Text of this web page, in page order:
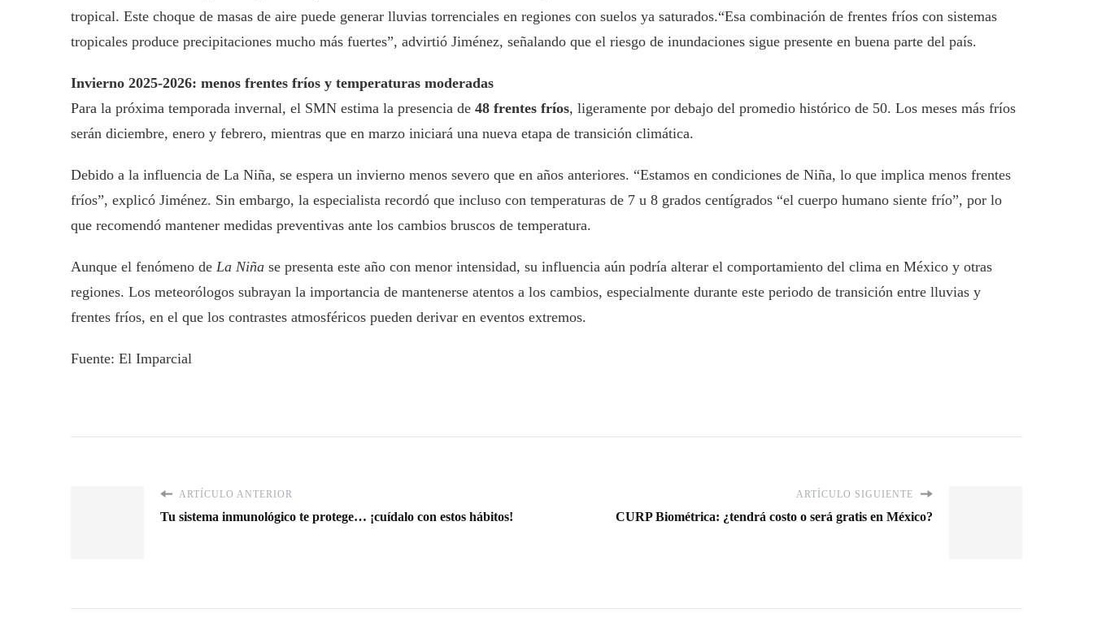
tropical. Este choque de masas de aire puede generar lluvias torrenciales en regiones con suelos ya saturados.“Esa combinación de frentes fríos con sistemas
tropicales produce precipitaciones mucho más fuertes”, advirtió Jiménez, señalando que el riesgo de inundaciones sigue presente en buena parte del país.
Invierno 2025-2026: menos frentes fríos y temperaturas moderadas
Para la próxima temporada invernal, el SMN estima la presencia de 48 frentes fríos, ligeramente por debajo del promedio histórico de 50. Los meses más fríos
serán diciembre, enero y febrero, mientras que en marzo iniciará una nueva etapa de transición climática.
Debido a la influencia de La Niña, se espera un invierno menos severo que en años anteriores. “Estamos en condiciones de Niña, lo que implica menos frentes
fríos”, explicó Jiménez. Sin embargo, la especialista recordó que incluso con temperaturas de 7 u 8 grados centígrados “el cuerpo humano siente frío”, por lo
que recomendó mantener medidas preventivas ante los cambios bruscos de temperatura.
Aunque el fenómeno de La Niña se presenta este año con menor intensidad, su influencia aún podría alterar el comportamiento del clima en México y otras
regiones. Los meteorólogos subrayan la importancia de mantenerse atentos a los cambios, especialmente durante este periodo de transición entre lluvias y
frentes fríos, en el que los contrastes atmosféricos pueden derivar en eventos extremos.
Fuente: El Imparcial
ARTÍCULO ANTERIOR
Tu sistema inmunológico te protege… ¡cuídalo con estos hábitos!
ARTÍCULO SIGUIENTE
CURP Biométrica: ¿tendrá costo o será gratis en México?